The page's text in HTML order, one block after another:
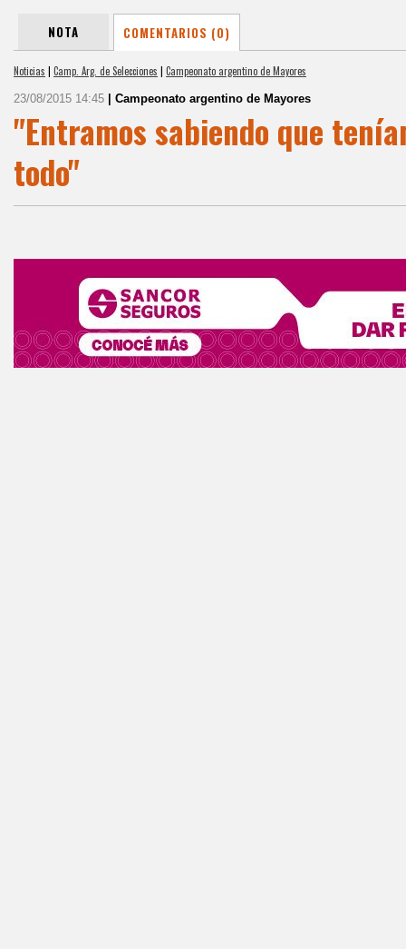
NOTA COMENTARIOS (0)
Noticias | Camp. Arg. de Selecciones | Campeonato argentino de Mayores
23/08/2015 14:45 | Campeonato argentino de Mayores
"Entramos sabiendo que
todo"